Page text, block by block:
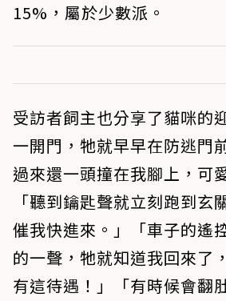
15%，屬於少數派。
受訪者飼主也分享了貓咪的
一開門，牠就早早在防逃門
過來還一頭撞在我腳上，可
「聽到鑰匙聲就立刻跑到玄
催我快進來。」「車子的遙
的一聲，牠就知道我回來了
有這待遇！」「有時候會翻